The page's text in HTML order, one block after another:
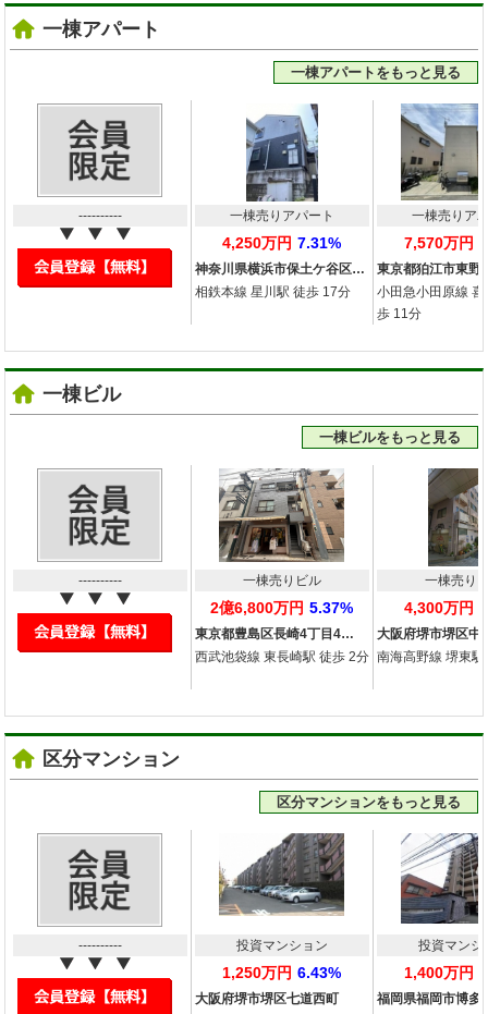
一棟アパート
一棟アパートをもっと見る
----------
神奈川県横浜市保土ケ谷区…
一棟売りアパート
4,250万円 7.31%
相鉄本線 星川駅 徒歩 17分
東京都狛江市東野
一棟売りア
7,570万円
小田急小田原線 喜
歩 11分
一棟ビル
一棟ビルをもっと見る
----------
東京都豊島区長崎4丁目4…
一棟売りビル
2億6,800万円 5.37%
西武池袋線 東長崎駅 徒歩 2分
大阪府堺市堺区中
一棟売り
4,300万円
南海高野線 堺東駅
区分マンション
区分マンションをもっと見る
----------
大阪府堺市堺区七道西町
投資マンション
1,250万円 6.43%
福岡県福岡市博
投資マンシ
1,400万円